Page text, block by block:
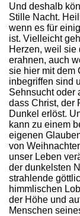
Und deshalb
Stille Nacht.
wenn es für
ist. Vielleicht
Herzen, weil sie
erahnen, auch
sie hier mit dem
inbegriffen sind
Sehnsucht oder
dass Christ, der
Dunkel erlöst.
kann zu einem
eigenen
von
unser Leben
der dunkelsten
strahlende
himmlischen
der Höhe und
Menschen